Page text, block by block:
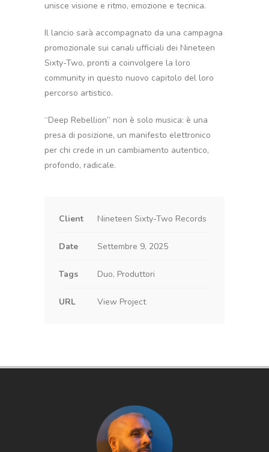
unisce visione e ritmo, emozione e tecnica.
Il lancio sarà accompagnato da una campagna
promozionale sui canali ufficiali dei Nineteen
Sixty-Two, pronti a coinvolgere la loro
community in questo nuovo capitolo del loro
percorso artistico.
“Deep Rebellion” non è solo musica: è una
presa di posizione, un manifesto elettronico
per chi crede in un cambiamento autentico,
profondo, radicale.
Client Nineteen Sixty-Two Records
Date Settembre 9, 2025
Tags Duo, Produttori
URL View Project